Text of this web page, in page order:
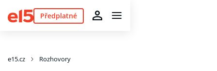
Předplatné
e15.cz Rozhovory